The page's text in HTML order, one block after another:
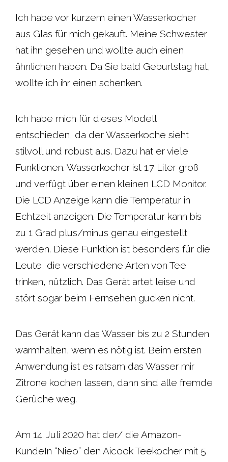
Ich habe vor kurzem einen Wasserkocher
aus Glas für mich gekauft. Meine Schwester
hat ihn gesehen und wollte auch einen
ähnlichen haben. Da Sie bald Geburtstag hat,
wollte ich ihr einen schenken.
Ich habe mich für dieses Modell
entschieden, da der Wasserkoche sieht
stilvoll und robust aus. Dazu hat er viele
Funktionen. Wasserkocher ist 1.7 Liter groß
und verfügt über einen kleinen LCD Monitor.
Die LCD Anzeige kann die Temperatur in
Echtzeit anzeigen. Die Temperatur kann bis
zu 1 Grad plus/minus genau eingestellt
werden. Diese Funktion ist besonders für die
Leute, die verschiedene Arten von Tee
trinken, nützlich. Das Gerät artet leise und
stört sogar beim Fernsehen gucken nicht.
Das Gerät kann das Wasser bis zu 2 Stunden
warmhalten, wenn es nötig ist. Beim ersten
Anwendung ist es ratsam das Wasser mir
Zitrone kochen lassen, dann sind alle fremde
Gerüche weg.
Am 14. Juli 2020 hat der/ die Amazon-
KundeIn “Nieo” den Aicook Teekocher mit 5